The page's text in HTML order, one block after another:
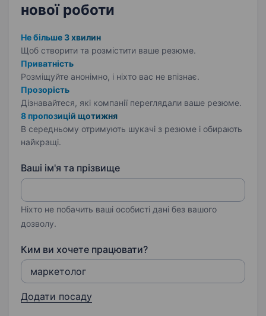
нової роботи
Не більше 3 хвилин
Щоб створити та розмістити ваше резюме.
Приватність
Розміщуйте анонімно, і ніхто вас не впізнає.
Прозорість
Дізнавайтеся, які компанії переглядали ваше резюме.
8 пропозицій щотижня
В середньому отримують шукачі з резюме і обирають
найкращі.
Ваші ім'я та прізвище
Ніхто не побачить ваші особисті дані без вашого
дозволу.
Ким ви хочете працювати?
Додати посаду